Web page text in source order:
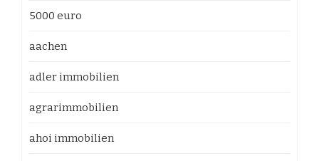
5000 euro
aachen
adler immobilien
agrarimmobilien
ahoi immobilien